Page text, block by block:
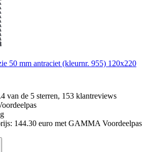
50 mm antraciet (kleurnr. 955) 120x220
van de 5 sterren, 153 klantreviews
144.30 euro met GAMMA Voordeelpas